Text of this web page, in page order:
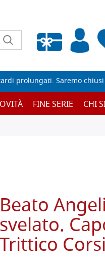
vuota
prolungati. Saremo
FINE SERIE CHI
Beato
svelato.
Trittico